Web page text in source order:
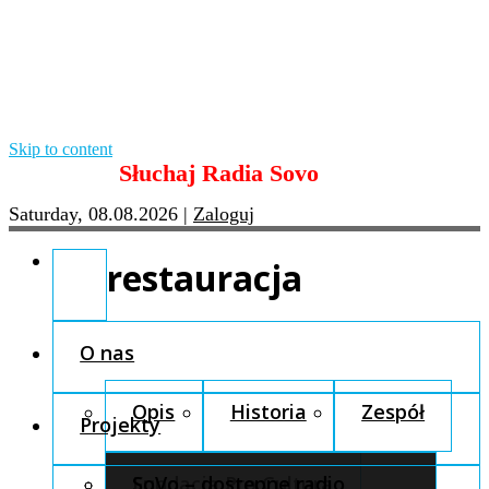
Skip to content
Słuchaj Radia Sovo
Saturday, 08.08.2026 | Zaloguj
O nas
Opis Historia Zespół
Fundacja Pro Cultura
Projekty
SoVo – dostępne radio
restauracja